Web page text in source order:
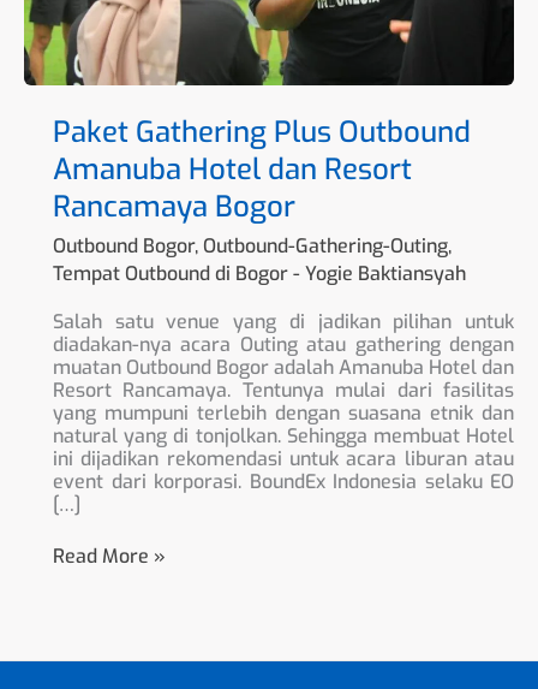
Paket Gathering Plus Outbound
Amanuba Hotel dan Resort
Rancamaya Bogor
Outbound Bogor, Outbound-Gathering-Outing,
Tempat Outbound di Bogor-Yogie Baktiansyah
Salah satu venue yang di jadikan pilihan untuk
diadakan-nya acara Outing atau gathering dengan
muatan Outbound Bogor adalah Amanuba Hotel dan
Resort Rancamaya. Tentunya mulai dari fasilitas
yang mumpuni terlebih dengan suasana etnik dan
natural yang di tonjolkan. Sehingga membuat Hotel
ini dijadikan rekomendasi untuk acara liburan atau
event dari korporasi. BoundEx Indonesia selaku EO
[…]
Bogor
Read More »